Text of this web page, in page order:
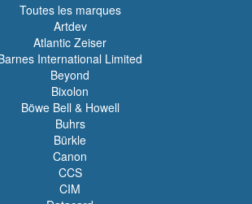
Toutes les marques
Artdev
Atlantic Zeiser
International Limited
Beyond
Bixolon
Böwe Bell & Howell
Buhrs
Bürkle
Canon
CCS
CIM